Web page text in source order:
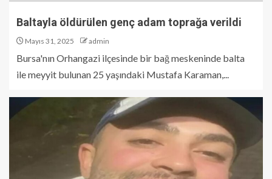
Baltayla öldürülen genç adam toprağa verildi
Mayıs 31, 2025 admin
Bursa'nın Orhangazi ilçesinde bir bağ meskeninde balta
ile meyyit bulunan 25 yaşındaki Mustafa Karaman,...